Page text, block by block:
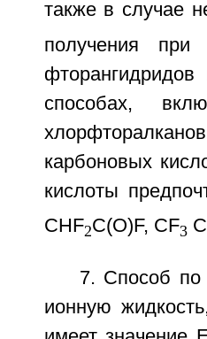
также в случае
получения
способах,
карбоновых
кислоты
CHF2C(O)F, CF3
7. Способ по
ионную